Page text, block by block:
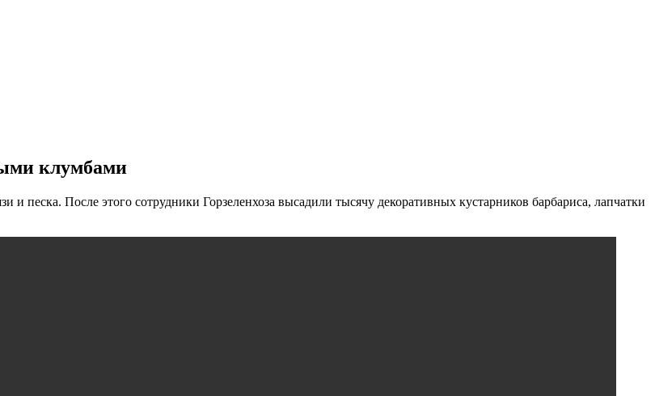
клумбами
песка. После этого сотрудники Горзеленхоза высадили тысячу декоративных кустарников барбариса, лапчатки